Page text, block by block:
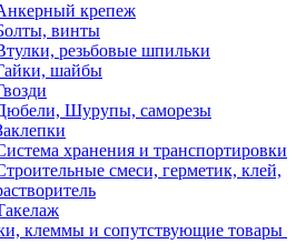
крепеж
винты
резьбовые шпильки
шайбы
Шурупы, саморезы
хранения и транспортировки
смеси, герметик, клей,
клеммы и сопутствующие товары